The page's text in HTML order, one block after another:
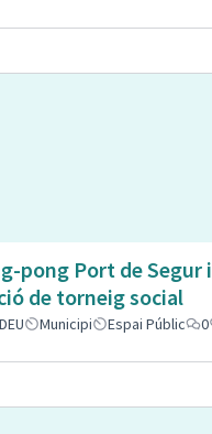
pong Port de Segur i
de torneig social
Municipi Espai Públic 0